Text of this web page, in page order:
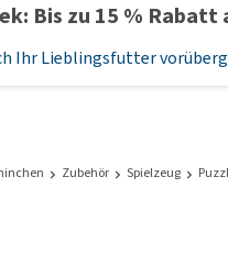
Trockenfutter
Nassfutter
Leckerlis
Bis zu 15 %
Ihr Lieblingsfutter
Zubehör Spielzeug